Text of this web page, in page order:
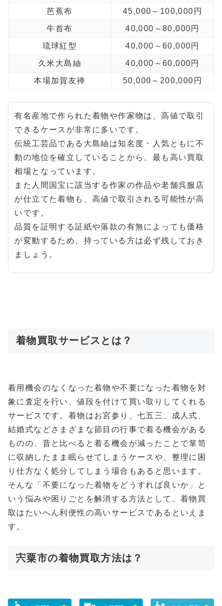
芭蕉布 45,000～100,000円
牛首布 40,000～80,000円
琉球紅型 40,000～60,000円
久米大島紬 40,000～60,000円
本場加賀友禅 50,000～200,000円
有名産地で作られた着物や作家物は、高値で取引
できるケースが非常に多いです。
伝統工芸品である大島紬は知名度・人気ともに不
動の地位を確立していることから、最も高い買取
相場となっています。
また人間国宝に該当する作家の作品や老舗呉服店
が仕立てた着物も、高値で取引される可能性が高
いです。
品質を証明する証紙や落款の有無によっても価格
が変動するため、持っている方は必ず残しておき
ましょう。
着物買取サービスとは？
着用機会のなくなった着物や不要になった着物を対
象に査定を行い、値段を付けて買い取りしてくれる
サービスです。着物はお宮参り、七五三、成人式、
結婚式などさまざまな節目の行事で着る機会がある
ものの、昔と比べると着る機会が減ったことで箪笥
に収納したまま眠らせてしまうケースや、整理に困
り仕方なく処分してしまう場合もあると思います。
そんな「不要になった着物をどうすれば良いか」と
いう悩みや困りごとを解消する方法として、着物買
取はたいへん利便性の高いサービスであるといえま
す。
宍粟市の着物買取方法は？